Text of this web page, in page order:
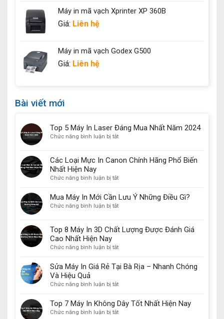
Máy in mã vạch Xprinter XP 360B
Giá: Liên hệ
Máy in mã vạch Godex G500
Giá: Liên hệ
Bài viết mới
Top 5 Máy In Laser Đáng Mua Nhất Năm 2024
Chức năng bình luận bị tắtở
Máy
Laser
Mua
Nhất
Các Loại Mực In Canon Chính Hãng Phổ Biến
Nhất Hiện Nay
Chức năng bình luận bị tắtở
Loại
Chính
Phổ
Nhất
Hiện
Mua Máy In Mới Cần Lưu Ý Những Điều Gì?
Chức năng bình luận bị tắtở
In
Cần
Ý
Điều
Top 8 Máy In 3D Chất Lượng Được Đánh Giá
Cao Nhất Hiện Nay
Chức năng bình luận bị tắtở
8
Máy
Lượng
Được
Sửa Máy In Giá Rẻ Tại Bà Rịa – Nhanh Chóng
Và Hiệu Quả
Chức năng bình luận bị tắtở
Máy
Top 7 Máy In Không Dây Tốt Nhất Hiện Nay
Chức năng bình luận bị tắtở